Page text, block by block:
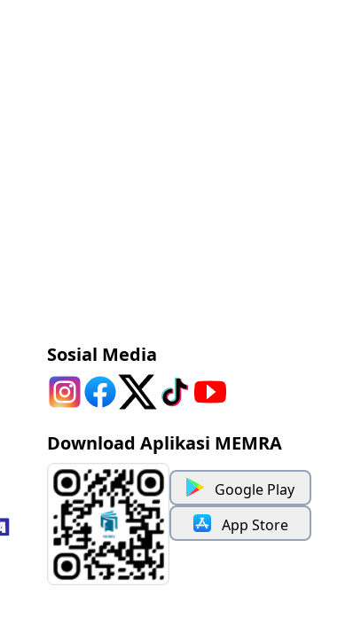
Sosial Media
Download Aplikasi MEMRA
Google Play
App Store